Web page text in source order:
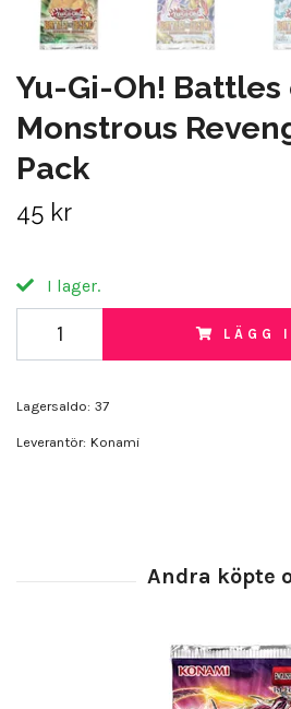
Yu-Gi-Oh!
Monstrous
Pack
45 kr
I lager.
LÄGG I
Lagersaldo: 37
Leverantör: Konami